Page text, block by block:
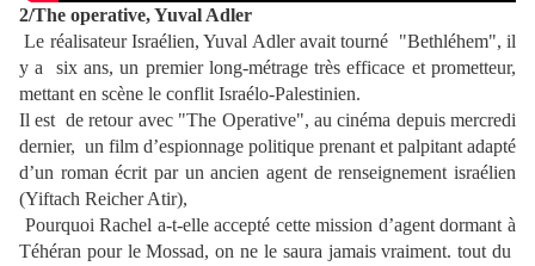
2/The operative, Yuval Adler
Le réalisateur Israélien, Yuval Adler avait tourné "Bethléhem", il
y a six ans, un premier long-métrage très efficace et prometteur,
mettant en scène le conflit Israélo-Palestinien.
Il est de retour avec "The Operative", au cinéma depuis mercredi
dernier, un film d’espionnage politique prenant et palpitant adapté
d’un roman écrit par un ancien agent de renseignement israélien
(Yiftach Reicher Atir),
Pourquoi Rachel a-t-elle accepté cette mission d’agent dormant à
Téhéran pour le Mossad, on ne le saura jamais vraiment. tout du